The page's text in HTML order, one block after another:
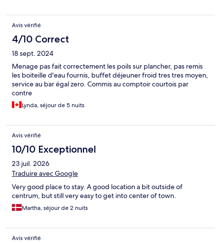
Avis vérifié
4/10 Correct
18 sept. 2024
Menage pas fait correctement les poils sur plancher, pas remis
les boiteille d'eau fournis, buffet déjeuner froid tres tres moyen,
service au bar égal zero. Commis au comptoir courtois par
contre
Lynda, séjour de 5 nuits
Avis vérifié
10/10 Exceptionnel
23 juil. 2026
Traduire avec Google
Very good place to stay. A good location a bit outside of
centrum, but still very easy to get into center of town.
Martha, séjour de 2 nuits
Avis vérifié